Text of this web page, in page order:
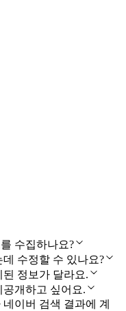
수집하나요?
수정할 수 있나요?
정보가 달라요.
개하고 싶어요.
이버 검색 결과에 계